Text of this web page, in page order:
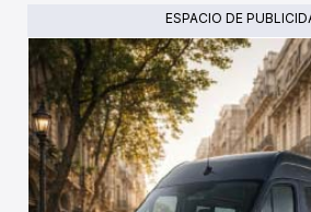
ESPACIO DE